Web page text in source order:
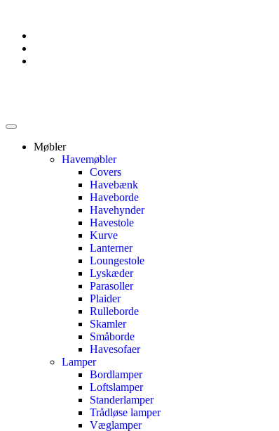
Møbler
Havemøbler
Covers
Havebænk
Haveborde
Havehynder
Havestole
Kurve
Lanterner
Loungestole
Lyskæder
Parasoller
Plaider
Rulleborde
Skamler
Småborde
Havesofaer
Lamper
Bordlamper
Loftslamper
Standerlamper
Trådløse lamper
Væglamper